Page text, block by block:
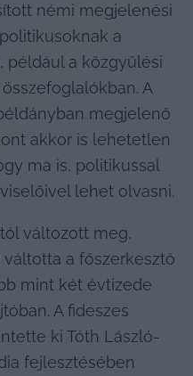
némi megjelenési
a
például a közgyűlési
A
megjelenő
akkor is lehetetlen
ma is, politikussal
lehet olvasni.
változott meg,
váltotta a főszerkesztő
mint két évtizede
A fideszes
ki Tóth László-
fejlesztésében